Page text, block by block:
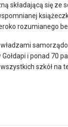
składającą się ze
rozumianego
i ponad 70
szkół na